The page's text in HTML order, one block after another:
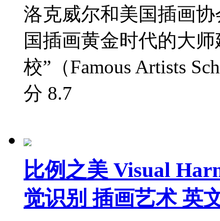
洛克威尔和美国插画
国插画黄金时代的大
校”（Famous Artists
分 8.7
比例之美 Visual
觉识别 插画艺术 英